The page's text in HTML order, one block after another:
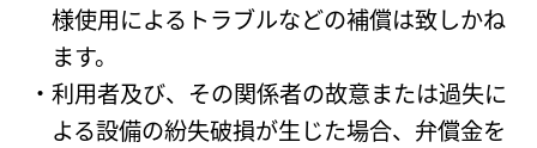
様使用によるトラブルなどの補償は致しかね
ます。
利用者及び、その関係者の故意または過失に
よる設備の紛失破損が生じた場合、弁償金を